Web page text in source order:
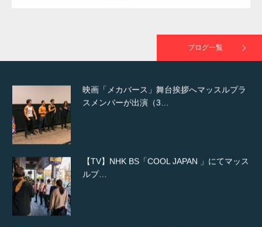
ブログ一覧
映画「メカバース」舞台挨拶へマッスルプラ
スメンバーが出演（3…
【TV】NHK BS「COOL JAPAN 」にてマッス
ルプ…